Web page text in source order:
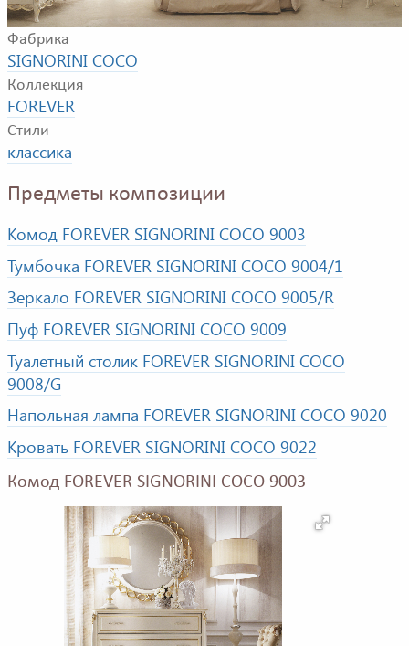
комод
Фабрика
SIGNORINI COCO
Коллекция
FOREVER
Стили
классика
Предметы композиции
Комод FOREVER SIGNORINI COCO 9003
Тумбочка FOREVER SIGNORINI COCO 9004/1
Зеркало FOREVER SIGNORINI COCO 9005/R
Пуф FOREVER SIGNORINI COCO 9009
Туалетный столик FOREVER SIGNORINI COCO
9008/G
Напольная лампа FOREVER SIGNORINI COCO 9020
Кровать FOREVER SIGNORINI COCO 9022
Комод FOREVER SIGNORINI COCO 9003